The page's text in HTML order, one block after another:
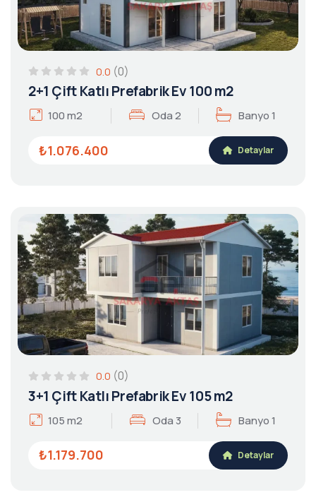
0.0 (0)
2+1 Çift Katlı Prefabrik Ev 100 m2
100 m2 Oda 2 Banyo 1
₺1.076.400 Detaylar
0.0 (0)
3+1 Çift Katlı Prefabrik Ev 105 m2
105 m2 Oda 3 Banyo 1
₺1.179.700 Detaylar